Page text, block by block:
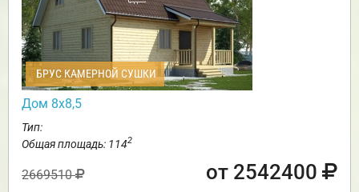
БРУС КАМЕРНОЙ СУШКИ
Дом 8х8,5
Тип:
Общая площадь: 1142
2669510 от 2542400